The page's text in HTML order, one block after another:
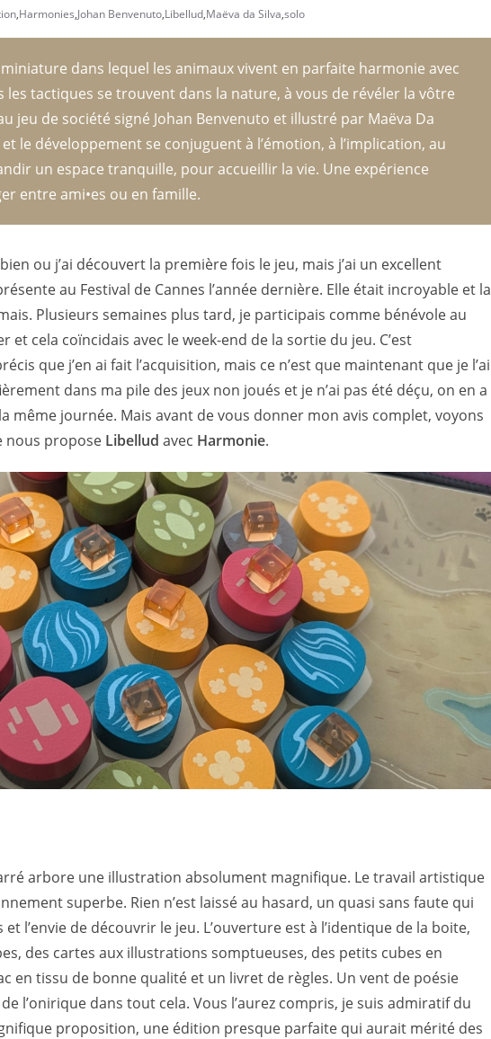
,Harmonies,Johan Benvenuto,Libellud,Maëva da Silva,solo
dans lequel les animaux vivent en parfaite harmonie avec
les tactiques se trouvent dans la nature, à vous de révéler la vôtre
jeu de société signé Johan Benvenuto et illustré par Maëva Da
le développement se conjuguent à l’émotion, à l’implication, au
un espace tranquille, pour accueillir la vie. Une expérience
entre ami•es ou en famille.
ou j’ai découvert la première fois le jeu, mais j’ai un excellent
au Festival de Cannes l’année dernière. Elle était incroyable et la
Plusieurs semaines plus tard, je participais comme bénévole au
et cela coïncidais avec le week-end de la sortie du jeu. C’est
que j’en ai fait l’acquisition, mais ce n’est que maintenant que je l’ai
dans ma pile des jeux non joués et je n’ai pas été déçu, on en a
même journée. Mais avant de vous donner mon avis complet, voyons
nous propose Libellud avec Harmonie.
arbore une illustration absolument magnifique. Le travail artistique
superbe. Rien n’est laissé au hasard, un quasi sans faute qui
l’envie de découvrir le jeu. L’ouverture est à l’identique de la boite,
des cartes aux illustrations somptueuses, des petits cubes en
en tissu de bonne qualité et un livret de règles. Un vent de poésie
l’onirique dans tout cela. Vous l’aurez compris, je suis admiratif du
proposition, une édition presque parfaite qui aurait mérité des